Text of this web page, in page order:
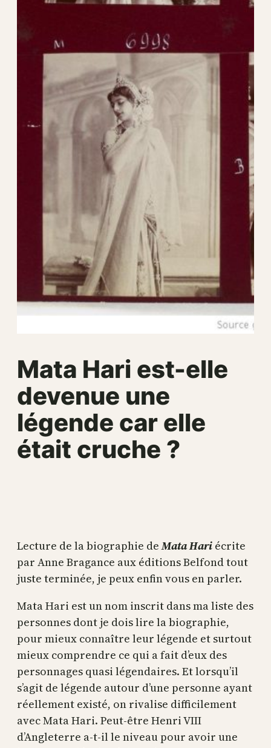
Mata Hari est-elle
devenue une
légende car elle
était cruche ?
Lecture de la biographie deMata Hari écrite
par Anne Bragance aux éditions Belfond tout
juste terminée, je peux enfin vous en parler.
Mata Hari est un nom inscrit dans ma liste des
personnes dont je dois lire la biographie,
pour mieux connaître leur légende et surtout
mieux comprendre ce qui a fait d’eux des
personnages quasi légendaires. Et lorsqu’il
s’agit de légende autour d’une personne ayant
réellement existé, on rivalise difficilement
avec Mata Hari. Peut-être Henri VIII
d’Angleterre a-t-il le niveau pour avoir une